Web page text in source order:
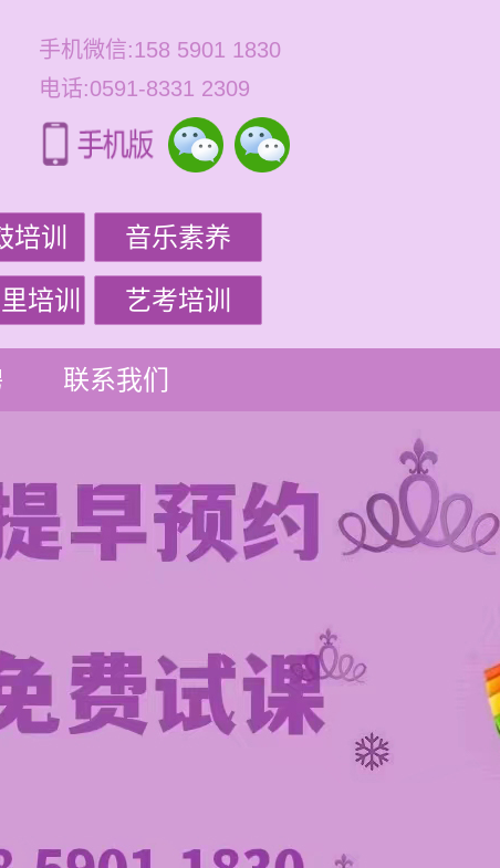
手机微信:158 5901 1830
电话:0591-8331 2309
培训 音乐素养
培训 艺考培训
联系我们